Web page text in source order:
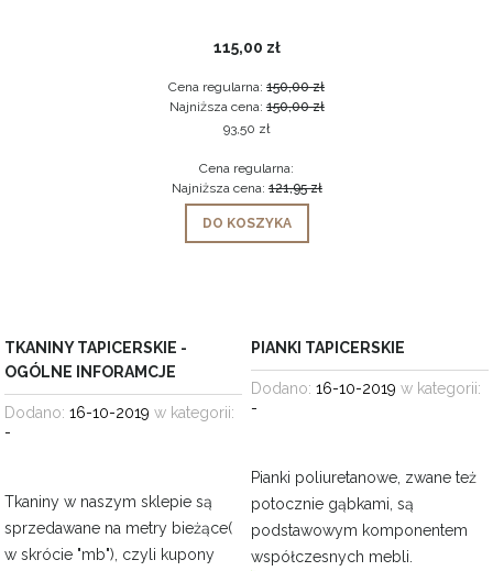
115,00 zł
Cena regularna: 150,00 zł
Najniższa cena:150,00 zł
93,50 zł
Cena regularna:
Najniższa cena:121,95 zł
DO KOSZYKA
TKANINY TAPICERSKIE -
OGÓLNE INFORAMCJE
Dodano:16-10-2019 w kategorii:
-
Tkaniny w naszym sklepie są
sprzedawane na metry bieżące(
w skrócie "mb"), czyli kupony
PIANKI TAPICERSKIE
Dodano:16-10-2019 w kategorii:
-
Pianki poliuretanowe, zwane też
potocznie gąbkami, są
podstawowym komponentem
współczesnych mebli.